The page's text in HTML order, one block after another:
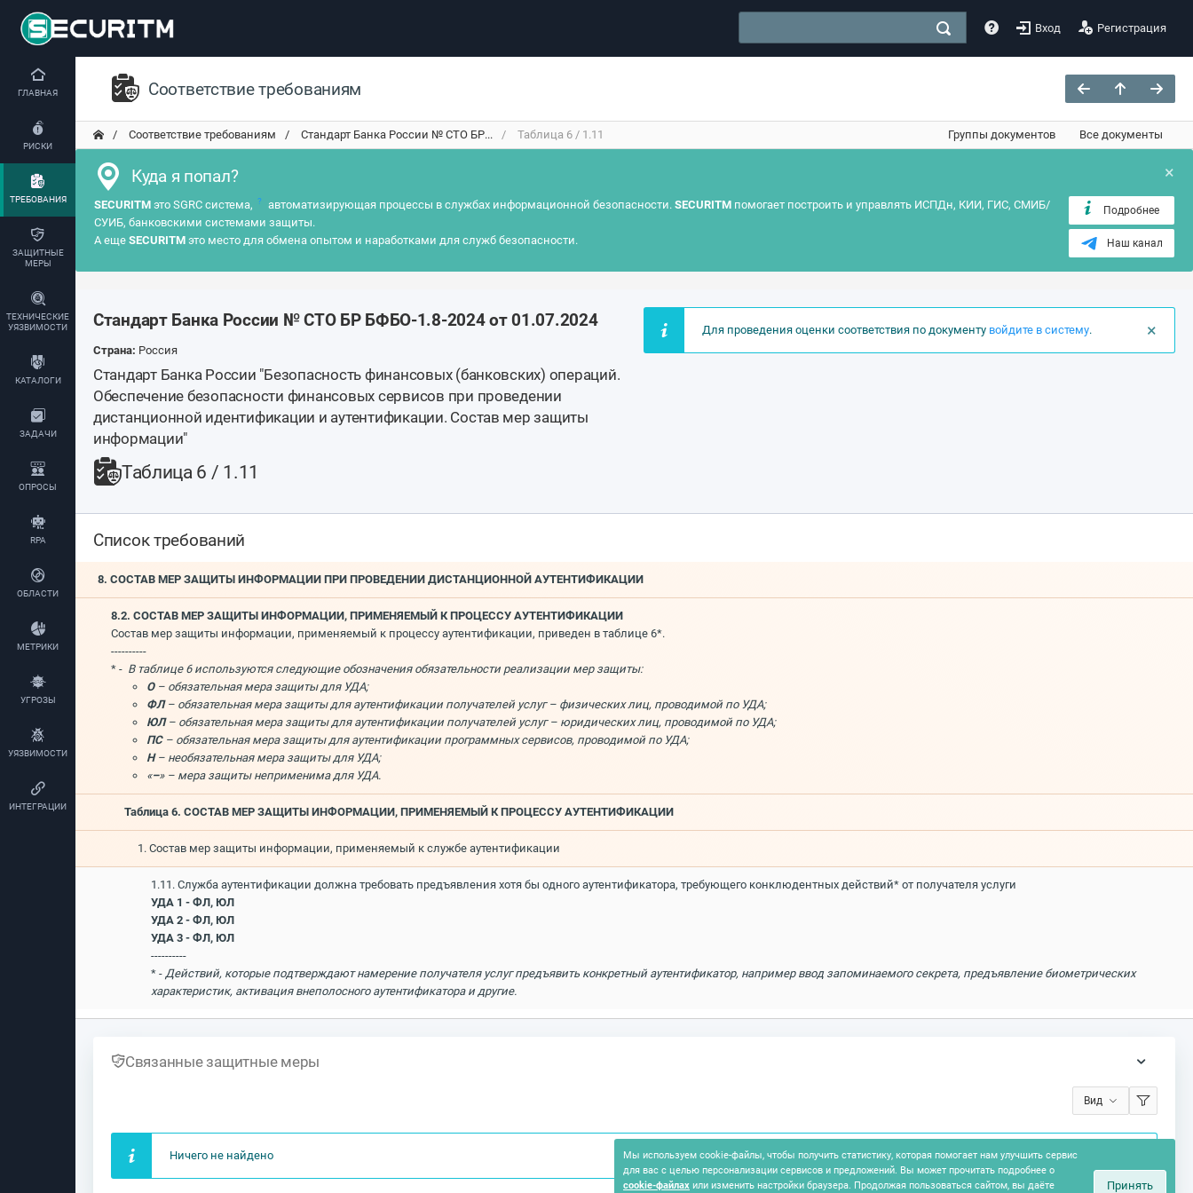
Вход Регистрация
ГЛАВНАЯ
РИСКИ
ТРЕБОВАНИЯ
ЗАЩИТНЫЕ
МЕРЫ
ТЕХНИЧЕСКИЕ
УЯЗВИМОСТИ
КАТАЛОГИ
ЗАДАЧИ
ОПРОСЫ
RPA
ОБЛАСТИ
МЕТРИКИ
УГРОЗЫ
УЯЗВИМОСТИ
ИНТЕГРАЦИИ
Соответствие требованиям
Соответствие требованиям Стандарт Банка России № СТО БР... Таблица 6 / 1.11 Группы документов Все документы
×
Куда я попал?
SECURITM это SGRC система, ? автоматизирующая процессы в службах информационной безопасности. SECURITMпомогает построить и управлять ИСПДн, КИИ, ГИС, СМИБ/
СУИБ, банковскими системами защиты.
А еще SECURITM это место для обмена опытом и наработками для служб безопасности.
Подробнее
Наш канал
Стандарт Банка России № СТО БР БФБО-1.8-2024 от 01.07.2024
Страна: Россия
Стандарт Банка России "Безопасность финансовых (банковских) операций.
Обеспечение безопасности финансовых сервисов при проведении
дистанционной идентификации и аутентификации. Состав мер защиты
информации"
Таблица 6 / 1.11
×
Для проведения оценки соответствия по документу войдите в систему.
Список требований
8. СОСТАВ МЕР ЗАЩИТЫ ИНФОРМАЦИИ ПРИ ПРОВЕДЕНИИ ДИСТАНЦИОННОЙ АУТЕНТИФИКАЦИИ
8.2. СОСТАВ МЕР ЗАЩИТЫ ИНФОРМАЦИИ, ПРИМЕНЯЕМЫЙ К ПРОЦЕССУ АУТЕНТИФИКАЦИИ
Состав мер защиты информации, применяемый к процессу аутентификации, приведен в таблице 6*.
----------
* - В таблице 6 используются следующие обозначения обязательности реализации мер защиты:
О– обязательная мера защиты для УДА;
ФЛ– обязательная мера защиты для аутентификации получателей услуг – физических лиц, проводимой по УДА;
ЮЛ– обязательная мера защиты для аутентификации получателей услуг – юридических лиц, проводимой по УДА;
ПС– обязательная мера защиты для аутентификации программных сервисов, проводимой по УДА;
Н – необязательная мера защиты для УДА;
«–» – мера защиты неприменима для УДА.
Таблица 6. СОСТАВ МЕР ЗАЩИТЫ ИНФОРМАЦИИ, ПРИМЕНЯЕМЫЙ К ПРОЦЕССУ АУТЕНТИФИКАЦИИ
1. Состав мер защиты информации, применяемый к службе аутентификации
1.11. Служба аутентификации должна требовать предъявления хотя бы одного аутентификатора, требующего конклюдентных действий* от получателя услуги
УДА 1 - ФЛ, ЮЛ
УДА 2 - ФЛ, ЮЛ
УДА 3 - ФЛ, ЮЛ
----------
* - Действий, которые подтверждают намерение получателя услуг предъявить конкретный аутентификатор, например ввод запоминаемого секрета, предъявление биометрических
характеристик, активация внеполосного аутентификатора и другие.
Связанные защитные меры
Вид
Ничего не найдено
Мы используем cookie-файлы, чтобы получить статистику, которая помогает нам улучшить сервис
для вас с целью персонализации сервисов и предложений. Вы может прочитать подробнее о
cookie-файлах или изменить настройки браузера. Продолжая пользоваться сайтом, вы даёте Принять